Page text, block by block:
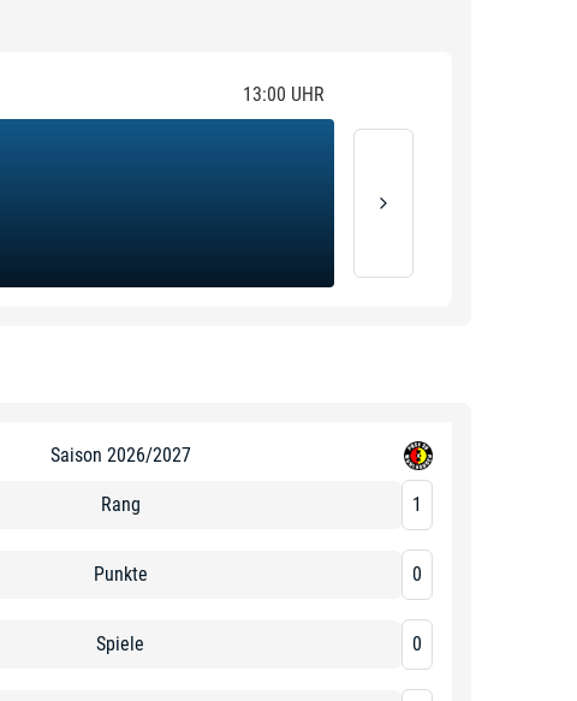
13:00 UHR
Saison 2026/2027
Rang 1
Punkte 0
Spiele 0